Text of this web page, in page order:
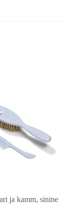
ja kamm, sinine